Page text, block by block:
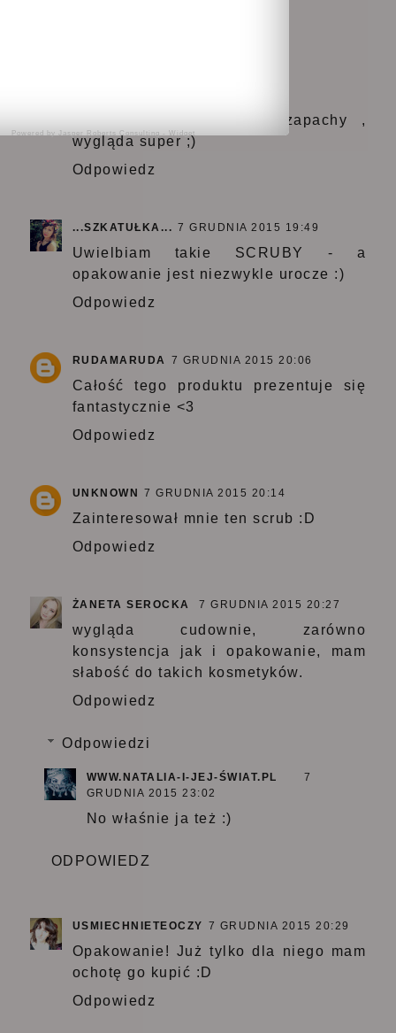
o matko ,uwielbiam ich zapachy ,
wygląda super ;)
Odpowiedz
...SZKATUŁKA... 7 GRUDNIA 2015 19:49
Uwielbiam takie SCRUBY - a
opakowanie jest niezwykle urocze :)
Odpowiedz
RUDAMARUDA 7 GRUDNIA 2015 20:06
Całość tego produktu prezentuje się
fantastycznie <3
Odpowiedz
UNKNOWN 7 GRUDNIA 2015 20:14
Zainteresował mnie ten scrub :D
Odpowiedz
ŻANETA SEROCKA 7 GRUDNIA 2015 20:27
wygląda cudownie, zarówno
konsystencja jak i opakowanie, mam
słabość do takich kosmetyków.
Odpowiedz
Odpowiedzi
WWW.NATALIA-I-JEJ-ŚWIAT.PL
7
GRUDNIA 2015 23:02
No właśnie ja też :)
ODPOWIEDZ
USMIECHNIETEOCZY 7 GRUDNIA 2015 20:29
Opakowanie! Już tylko dla niego mam
ochotę go kupić :D
Odpowiedz
Powered byJasper Roberts Consulting -Widget